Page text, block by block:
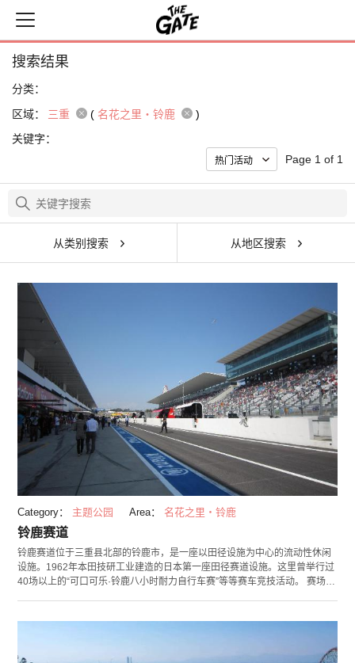
搜索结果
分类：
区域：
三重 ( 名花之里・铃鹿
)
关键字：
Page 1 of 1
从类别搜索 从地区搜索
Category： 主题公园 Area： 名花之里・铃鹿
铃鹿赛道
铃鹿赛道位于三重县北部的铃鹿市，是一座以田径设施为中心的流动性休闲
设施。1962年本田技研工业建造的日本第一座田径赛道设施。这里曾举行过
40场以上的“可口可乐·铃鹿八小时耐力自行车赛”等等赛车竞技活动。 赛场内
设施。另外还有竞速对战赛车、真正在铃鹿赛道国际赛道比赛的EV赛车等，